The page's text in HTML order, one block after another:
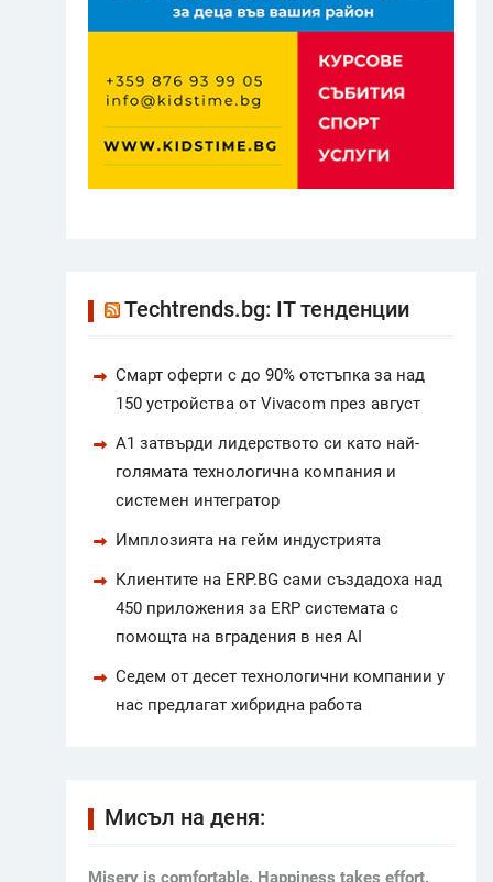
Techtrends.bg: IT тенденции
Смарт оферти с до 90% отстъпка за над
150 устройства от Vivacom през август
А1 затвърди лидерството си като най-
голямата технологична компания и
системен интегратор
Имплозията на гейм индустрията
Клиентите на ERP.BG сами създадоха над
450 приложения за ERP системата с
помощта на вградения в нея AI
Седем от десет технологични компании у
нас предлагат хибридна работа
Мисъл на деня:
Мisery is comfortable. Happiness takes effort.